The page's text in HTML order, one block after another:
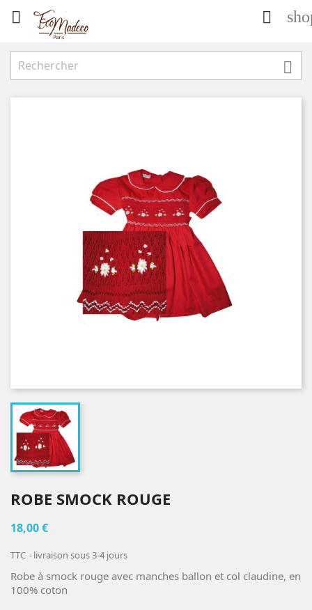
 

ROBE SMOCK ROUGE
18,00 €
TTC livraison sous 3-4 jours
Robe à smock rouge avec manches ballon et col claudine, en
100% coton